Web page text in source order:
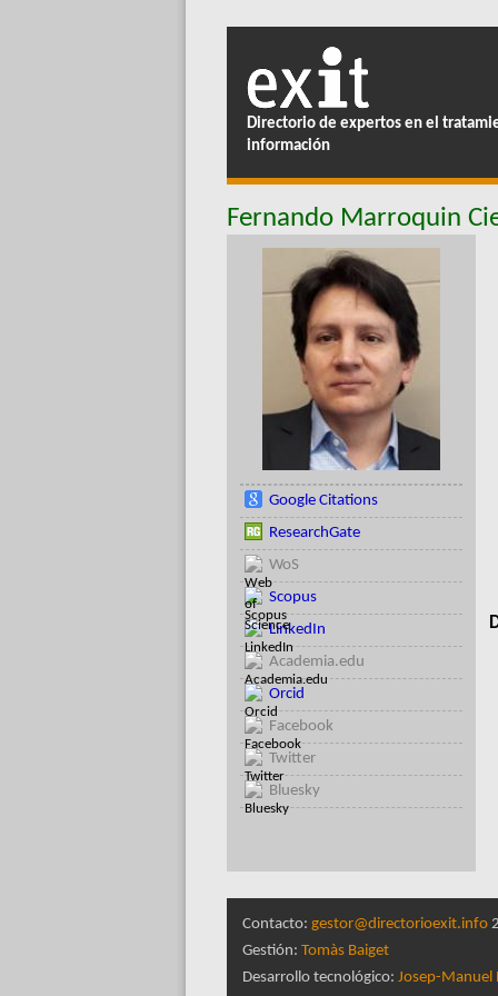
Directorio de expertos en el
información
Fernando Marroquin
Google Citations
ResearchGate
WoS
Scopus
LinkedIn
Academia.edu
Orcid
Facebook
Twitter
Bluesky
Contacto: gestor@directorioexit.info
Gestión: Tomàs Baiget
Desarrollo tecnológico: Josep-Manuel